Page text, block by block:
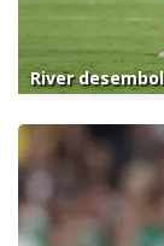
River